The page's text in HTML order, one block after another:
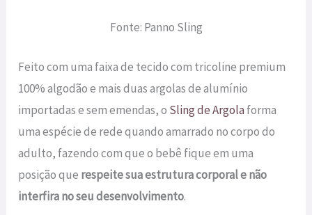
Fonte: Panno Sling
Feito com uma faixa de tecido com tricoline premium
100% algodão e mais duas argolas de alumínio
importadas e sem emendas, o Sling de Argola forma
uma espécie de rede quando amarrado no corpo do
adulto, fazendo com que o bebê fique em uma
posição que respeite sua estrutura corporal e não
interfira no seu desenvolvimento.